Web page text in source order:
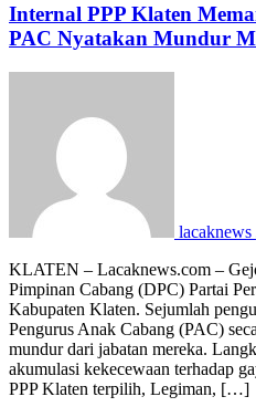
Internal PPP Klaten
PAC Nyatakan Mundur
lacaknews
KLATEN – Lacaknews.com –
Pimpinan Cabang (DPC) Partai
Kabupaten Klaten. Sejumlah
Pengurus Anak Cabang (PAC)
mundur dari jabatan mereka.
akumulasi kekecewaan terhadap
PPP Klaten terpilih, Legiman, […]